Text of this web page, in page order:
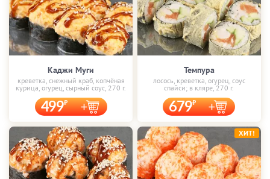
Каджи Муги
креветка, снежный краб, копчёная
курица, огурец, сырный соус, 270 г.
499
Темпура
лосось, креветка, огурец, соус
спайси; в кляре, 270 г.
679
ХИТ!